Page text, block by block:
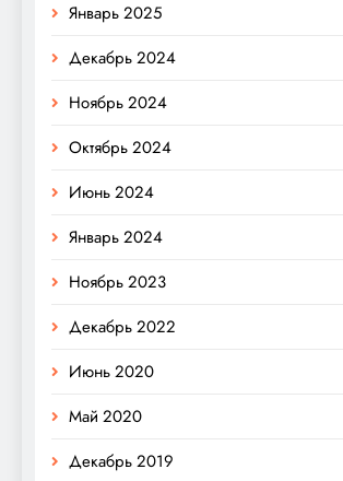
Январь 2025
Декабрь 2024
Ноябрь 2024
Октябрь 2024
Июнь 2024
Январь 2024
Ноябрь 2023
Декабрь 2022
Июнь 2020
Май 2020
Декабрь 2019